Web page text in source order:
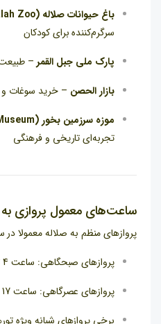
باغ حیوانات صلاله (Salalah Zoo)
سرگرم‌کننده برای کودکان
پارک ملی جبل القمر –
بازار الحصن – خرید سوغات
موزه سرزمین بخور (Land of Frankincense Museum)
تجربه‌ای تاریخی و فرهنگی
ساعت‌های معمول پروازی به
پروازهای منظم به صلاله معمولا
پروازهای صبحگاهی: ساعت 4 تا 7 صبح
پروازهای عصرگاهی: ساعت 17 تا 21
برخی پروازهای شبانه ویژه